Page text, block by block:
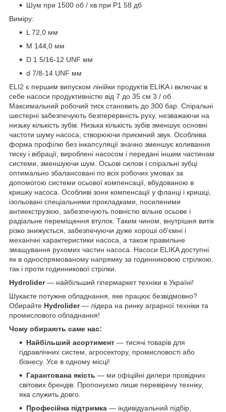
Шум при 1500 об / хв при P1 58 дб
Виміру:
L 72,0 мм
M 144,0 мм
D 1 5/16-12 UNF мм
d 7/8-14 UNF мм
ELI2 є першим випуском лінійки продуктів ELIKA і включає в
себе насоси продуктивністю від 7 до 35 см 3 / об.
Максимальний робочий тиск становить до 300 бар. Спіральні
шестерні забезпечують безперервність руху, незважаючи на
низьку кількість зубів. Низька кількість зубів зменшує основні
частоти шуму насоса, створюючи приємний звук. Особлива
форма профілю без інкапсуляції значно зменшує коливання
тиску і вібрації, вироблені насосом і передані іншим частинам
системи, зменшуючи шум. Осьові силові і спіральні зубці
оптимально збалансовані по всіх робочих умовах за
допомогою системи осьової компенсації, вбудованою в
кришку насоса. Особливі зони компенсації у фланці і кришці,
ізольовані спеціальними прокладками, посиленими
антиекструзією, забезпечують повністю вільне осьове і
радіальне переміщення втулок. Таким чином, внутрішня витік
різко знижується, забезпечуючи дуже хороші об'ємні і
механічні характеристики насоса, а також правильне
змащування рухомих частин насоса. Насоси ELIKA доступні
як в односпрямованому напрямку за годинниковою стрілкою,
так і проти годинникової стрілки.
Hydrolider— найбільший гіпермаркет техніки в Україні!
Шукаєте потужне обладнання, яке працює безвідмовно?
Обирайте Hydrolider— лідера на ринку аграрної техніки та
промислового обладнання!
Чому обирають саме нас:
Найбільший асортимент — тисячі товарів для
гідравлічних систем, агросектору, промисловості або
бізнесу. Усе в одному місці!
Гарантована якість — ми офіційні дилери провідних
світових брендів. Пропонуємо лише перевірену техніку,
яка служить довго.
Професійна підтримка — індивідуальний підбір,